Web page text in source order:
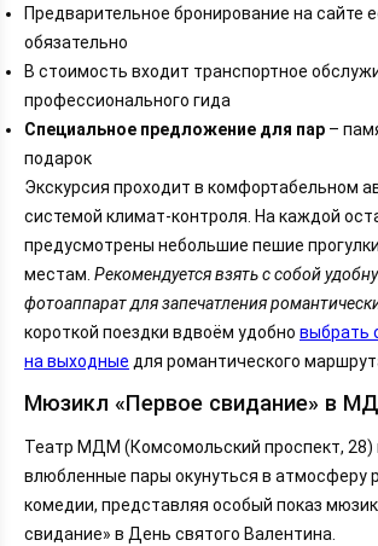
Предварительное бронирование на сайте
обязательно
В стоимость входит транспортное
профессионального гида
Специальное предложение для пар –
подарок
Экскурсия проходит в комфортабельном
системой климат-контроля. На каждой
предусмотрены небольшие пешие
местам. Рекомендуется взять с собой
фотоаппарат для запечатления
короткой поездки вдвоём удобно выбрать
на выходные для романтического
Мюзикл «Первое свидание» в
Театр МДМ (Комсомольский проспект, 28)
влюбленные пары окунуться в атмосферу
комедии, представляя особый показ
свидание» в День святого Валентина.